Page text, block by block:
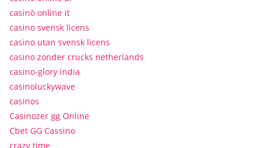
casinò online it
casino svensk licens
casino utan svensk licens
casino zonder crucks netherlands
casino-glory india
casinoluckywave
casinos
Casinozer gg Online
Cbet GG Cassino
crazy time